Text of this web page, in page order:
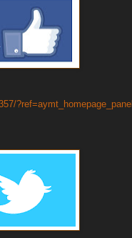
?ref=aymt_homepage_panel